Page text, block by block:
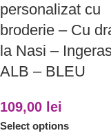
personalizat cu
broderie – Cu
la Nasi –
ALB – BLEU
109,00 lei
Select options